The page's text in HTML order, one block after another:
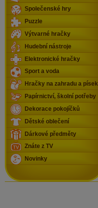
Společenské hry
Puzzle
Výtvarné hračky
Hudební nástroje
Elektronické hračky
Sport a voda
Hračky na zahradu a písek
Papírnictví, školní potřeby
Dekorace pokojíčků
Dětské oblečení
Dárkové předměty
Znáte z TV
Novinky